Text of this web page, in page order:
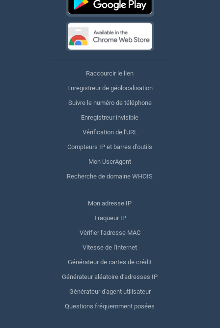
Raccourcir le lien
Enregistreur de géolocalisation
Suivre le numéro de téléphone
Enregistreur invisible
Vérification de l'URL
Compteurs IP et barres d'outils
Mon UserAgent
Recherche de domaine WHOIS
Mon adresse IP
Traqueur IP
Vérifier l'adresse MAC
Vitesse de l'internet
Générateur de cartes de crédit
Générateur aléatoire d'adresses IP
Générateur d'agent utilisateur
Questions fréquemment posées